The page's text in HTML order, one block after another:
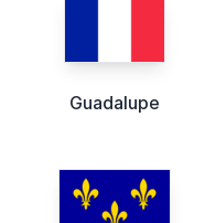
Guadalupe